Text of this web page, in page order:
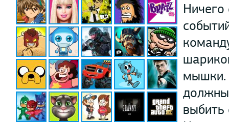
мышки.
должны